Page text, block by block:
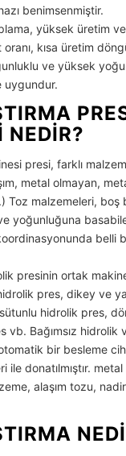
benimsenmiştir.
yüksek üretim
kısa üretim
ve yüksek
uygundur.
NEDIR?
presi, farklı
metal olmayan,
Toz malzemeleri, boş
yoğunluğuna
belli
presinin ortak
pres, dikey ve
hidrolik pres,
vb. Bağımsız hidrolik
bir besleme
ile donatılmıştır.
alaşım tozu,